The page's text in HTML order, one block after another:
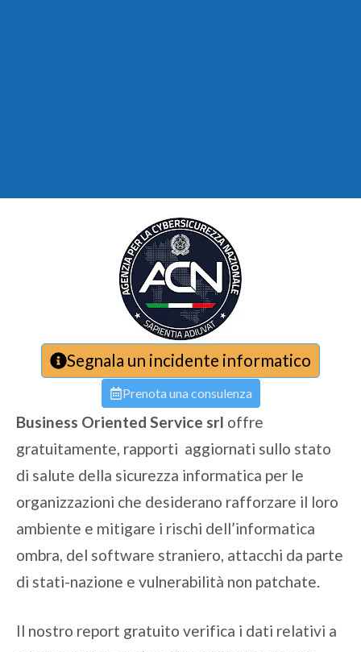
Segnala un incidente informatico
Prenota una consulenza
Business Oriented Service srl offre
gratuitamente, rapporti aggiornati sullo stato
di salute della sicurezza informatica per le
organizzazioni che desiderano rafforzare il loro
ambiente e mitigare i rischi dell’informatica
ombra, del software straniero, attacchi da parte
di stati-nazione e vulnerabilità non patchate.
Il nostro report gratuito verifica i dati relativi a